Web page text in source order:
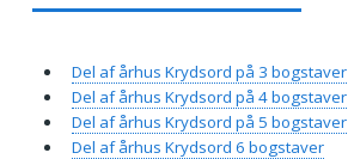
Del af århus Krydsord på 3 bogstaver
Del af århus Krydsord på 4 bogstaver
Del af århus Krydsord på 5 bogstaver
Del af århus Krydsord 6 bogstaver